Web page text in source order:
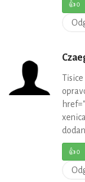
👍0
👍0